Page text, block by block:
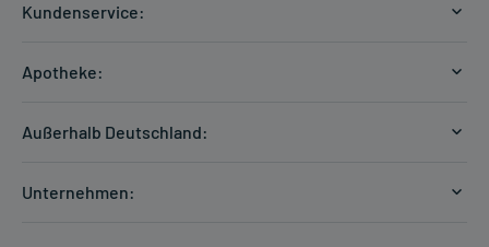
Kundenservice:
Hilfe
Apotheke:
Außerhalb Deutschland:
Unternehmen: